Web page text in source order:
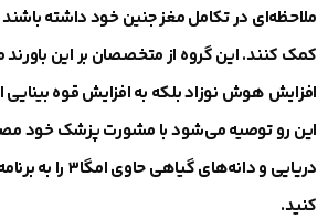
ملاحظه‌ای در تکامل مغز جنین خود داشته باشند
افزایش هوش نوزاد بلکه به افزایش قوه
این رو توصیه می‌شود با مشورت پزشک خود
دریایی و دانه‌های
کنید.